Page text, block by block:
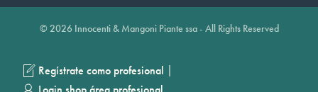
© 2026 Innocenti & Mangoni Piante ssa - All Rights Reserved
Regístrate como profesional |